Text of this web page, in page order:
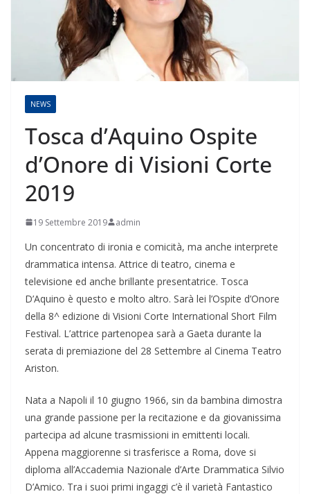
NEWS
Tosca d’Aquino Ospite
d’Onore di Visioni Corte
2019
19 Settembre 2019 admin
Un concentrato di ironia e comicità, ma anche interprete
drammatica intensa. Attrice di teatro, cinema e
televisione ed anche brillante presentatrice. Tosca
D’Aquino è questo e molto altro. Sarà lei l’Ospite d’Onore
della 8^ edizione di Visioni Corte International Short Film
Festival. L’attrice partenopea sarà a Gaeta durante la
serata di premiazione del 28 Settembre al Cinema Teatro
Ariston.
Nata a Napoli il 10 giugno 1966, sin da bambina dimostra
una grande passione per la recitazione e da giovanissima
partecipa ad alcune trasmissioni in emittenti locali.
Appena maggiorenne si trasferisce a Roma, dove si
diploma all’Accademia Nazionale d’Arte Drammatica Silvio
D’Amico. Tra i suoi primi ingaggi c’è il varietà Fantastico